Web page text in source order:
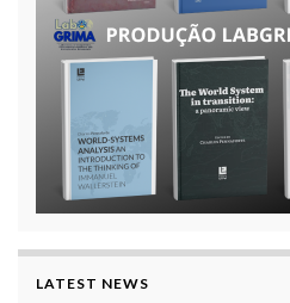
LATEST NEWS